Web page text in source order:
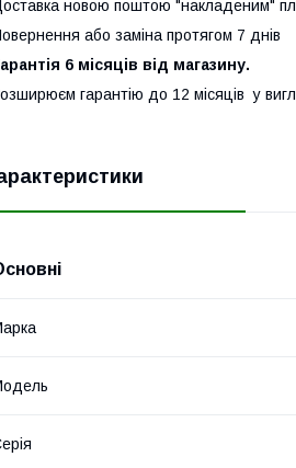
новою поштою "накладеним"
або заміна протягом 7 днів
6 місяців від магазину.
гарантію до 12 місяців у